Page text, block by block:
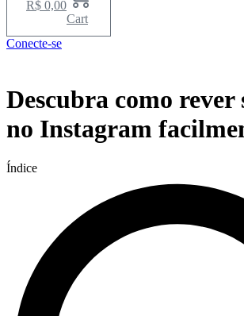
R$ 0,00
Cart
Conecte-se
Descubra como rever
no Instagram
Índice